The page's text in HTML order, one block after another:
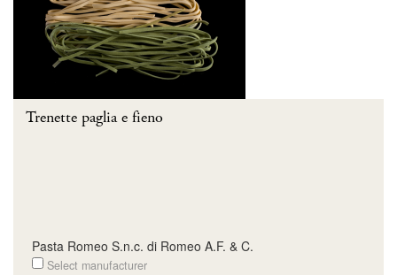
Trenette paglia e fieno
Pasta Romeo S.n.c. di Romeo A.F. & C.
Select manufacturer